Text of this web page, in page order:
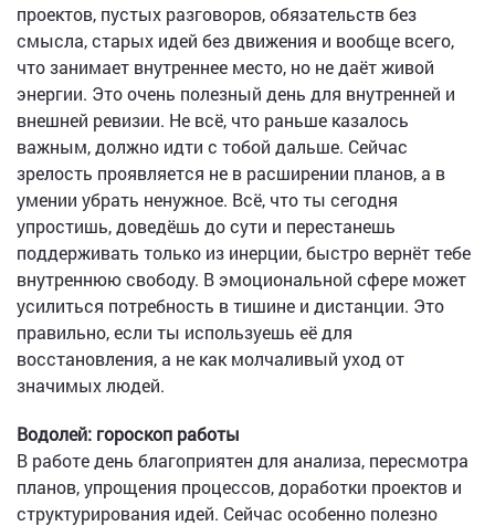
проектов, пустых разговоров, обязательств без
смысла, старых идей без движения и вообще всего,
что занимает внутреннее место, но не даёт живой
энергии. Это очень полезный день для внутренней и
внешней ревизии. Не всё, что раньше казалось
важным, должно идти с тобой дальше. Сейчас
зрелость проявляется не в расширении планов, а в
умении убрать ненужное. Всё, что ты сегодня
упростишь, доведёшь до сути и перестанешь
поддерживать только из инерции, быстро вернёт тебе
внутреннюю свободу. В эмоциональной сфере может
усилиться потребность в тишине и дистанции. Это
правильно, если ты используешь её для
восстановления, а не как молчаливый уход от
значимых людей.
Водолей: гороскоп работы
В работе день благоприятен для анализа, пересмотра
планов, упрощения процессов, доработки проектов и
структурирования идей. Сейчас особенно полезно